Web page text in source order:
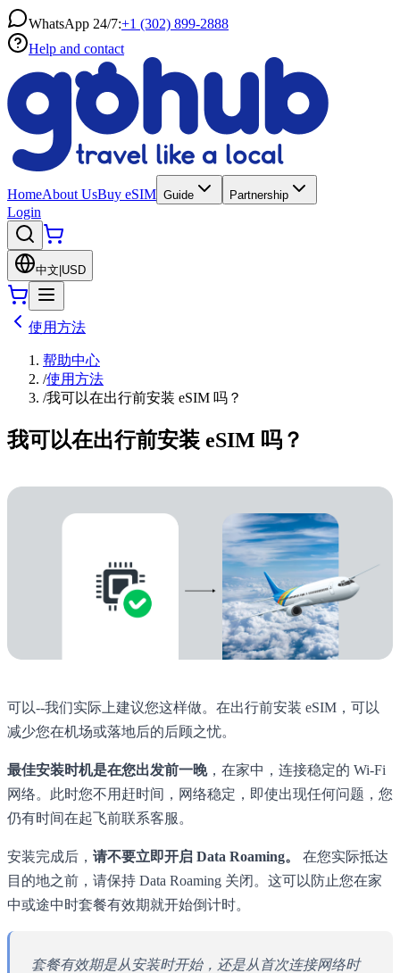
WhatsApp 24/7:+1 (302) 899-2888
Help and contact
HomeAbout UsBuy eSIM Guide Partnership
Login
中文 USD
使用方法
帮助中心
/使用方法
/我可以在出行前安装 eSIM 吗？
我可以在出行前安装 eSIM 吗？
可以--我们实际上建议您这样做。在出行前安装 eSIM，可以
减少您在机场或落地后的后顾之忧。
最佳安装时机是在您出发前一晚，在家中，连接稳定的 Wi-Fi
网络。此时您不用赶时间，网络稳定，即使出现任何问题，您
仍有时间在起飞前联系客服。
安装完成后， 请不要立即开启 Data Roaming。
在您实际抵达
目的地之前，请保持 Data Roaming 关闭。这可以防止您在家
中或途中时套餐有效期就开始倒计时。
套餐有效期是从安装时开始，还是从首次连接网络时